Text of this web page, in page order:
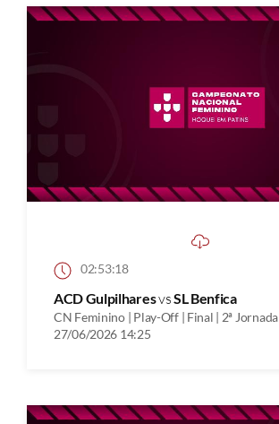
02:53:18
ACD GulpilharesvsSL Benfica
CN Feminino | Play-Off | Final | 2ª Jornada
27/06/2026 14:25